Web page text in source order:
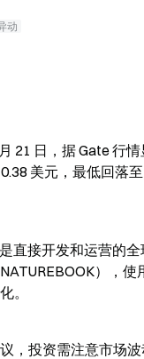
动
21 日，据 Gate 行
美元，最低回落
直接开发和运营的
），
。
，投资需注意市场波